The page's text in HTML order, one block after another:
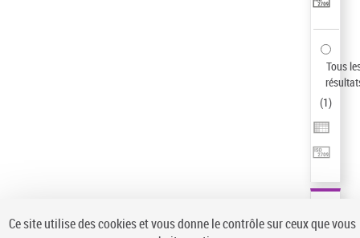
Tous
(1)
Ce site utilise des cookies et vous donne le contrôle sur ceux que vous